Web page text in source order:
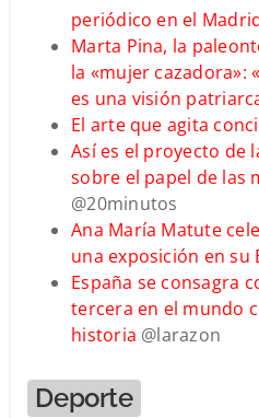
periódico en el
Marta Pina, la
la «mujer cazadora»:
es una visión
El arte que agita
Así es el proyecto de
sobre el papel de las
@20minutos
Ana María Matute
una exposición en su
España se consagra
tercera en el mundo
historia @larazon
Deporte